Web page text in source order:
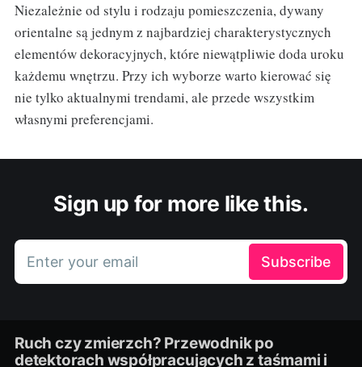
Niezależnie od stylu i rodzaju pomieszczenia, dywany
orientalne są jednym z najbardziej charakterystycznych
elementów dekoracyjnych, które niewątpliwie doda uroku
każdemu wnętrzu. Przy ich wyborze warto kierować się
nie tylko aktualnymi trendami, ale przede wszystkim
własnymi preferencjami.
Sign up for more like this.
Enter your email Subscribe
Ruch czy zmierzch? Przewodnik po
detektorach współpracujących z taśmami i